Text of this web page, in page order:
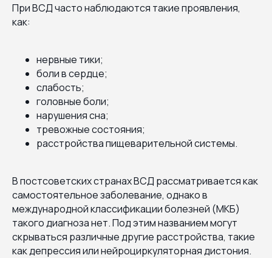
При ВСД часто наблюдаются такие проявления,
как:
нервные тики;
боли в сердце;
слабость;
головные боли;
нарушения сна;
тревожные состояния;
расстройства пищеварительной системы.
В постсоветских странах ВСД рассматривается как
самостоятельное заболевание, однако в
международной классификации болезней (МКБ)
такого диагноза нет. Под этим названием могут
скрываться различные другие расстройства, такие
как депрессия или нейроциркуляторная дистония.